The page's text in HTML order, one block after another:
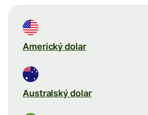
Americký dolar
Australský dolar